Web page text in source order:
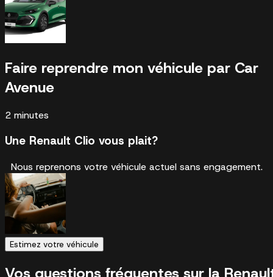
Faire reprendre mon véhicule par Car
Avenue
2 minutes
Une Renault Clio vous plait?
Nous reprenons votre véhicule actuel sans engagement.
Estimez votre véhicule